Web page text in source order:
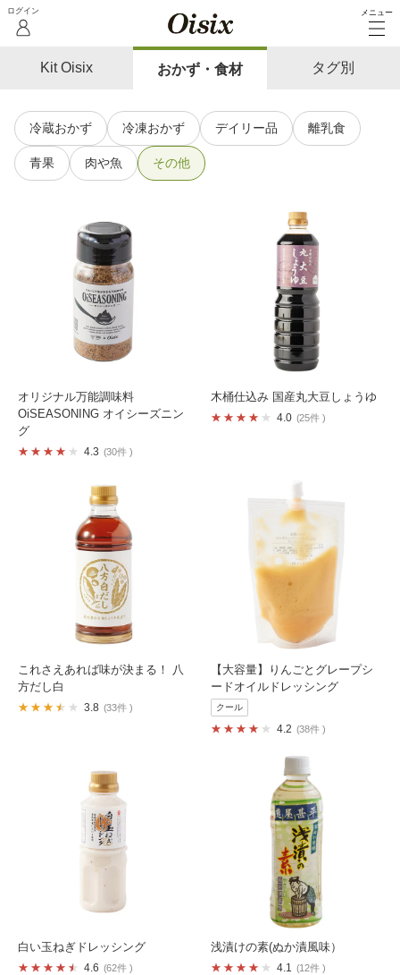
メニュー
Kit Oisix おかず・食材 タグ別
冷蔵おかず 冷凍おかず デイリー品 離乳食
青果 肉や魚 その他
オリジナル万能調味料
OiSEASONING オイシーズニン
グ
4.3 30件
木桶仕込み 国産丸大豆しょうゆ
4.0 25件
これさえあれば味が決まる！ 八
方だし白
3.8 33件
【大容量】りんごとグレープシ
ードオイルドレッシング
クール
4.2 38件
白い玉ねぎドレッシング
4.6 62件
浅漬けの素(ぬか漬風味）
4.1 12件